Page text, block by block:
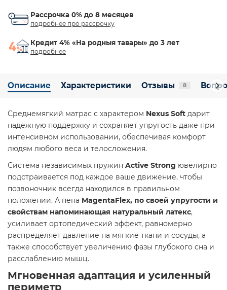
Рассрочка 0% до 8 месяцев
подробнее про рассрочку
Кредит 4% «На родныя тавары» до 3 лет
подробнее
Описание Характеристики Отзывы 8
Среднемягкий матрас с характером Nexus Soft дарит
надежную поддержку и сохраняет упругость даже при
интенсивном использовании, обеспечивая комфорт
людям любого веса и телосложения.
Система независимых пружин Active Strong ювелирно
подстраивается под каждое ваше движение, чтобы
позвоночник всегда находился в правильном
положении. А пена MagentaFlex, по своей упругости и
свойствам напоминающая натуральный латекс,
усиливает ортопедический эффект, равномерно
распределяет давление на мягкие ткани и сосуды, а
также способствует увеличению фазы глубокого сна и
расслаблению мышц.
Мгновенная адаптация и усиленный
периметр